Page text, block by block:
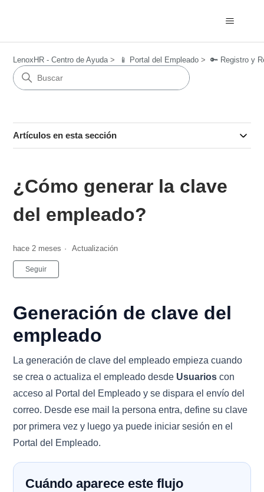
LenoxHR - Centro de Ayuda 📱 Portal del Empleado 🔑 Registro y
Artículos en esta sección
¿Cómo generar la clave
del empleado?
hace 2 meses Actualización
Seguir
Generación de clave del
empleado
La generación de clave del empleado empieza cuando
se crea o actualiza el empleado desde Usuarios con
acceso al Portal del Empleado y se dispara el envío del
correo. Desde ese mail la persona entra, define su clave
por primera vez y luego ya puede iniciar sesión en el
Portal del Empleado.
Cuándo aparece este flujo